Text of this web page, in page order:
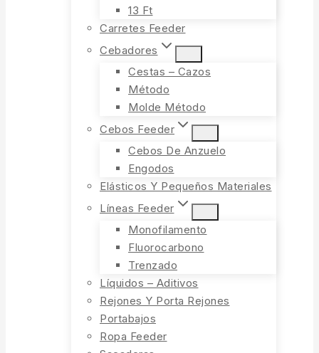
13 Ft
Carretes Feeder
Cebadores
Cestas – Cazos
Método
Molde Método
Cebos Feeder
Cebos De Anzuelo
Engodos
Elásticos Y Pequeños Materiales
Líneas Feeder
Monofilamento
Fluorocarbono
Trenzado
Líquidos – Aditivos
Rejones Y Porta Rejones
Portabajos
Ropa Feeder